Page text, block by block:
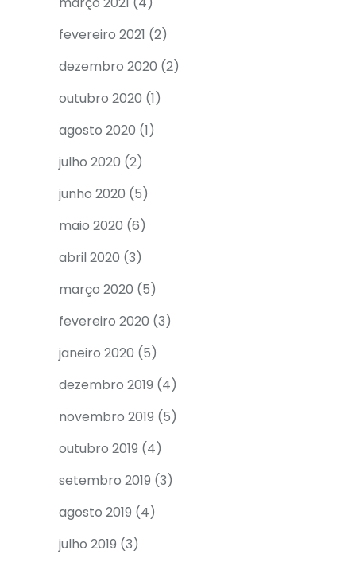
fevereiro 2021 (2)
dezembro 2020 (2)
outubro 2020 (1)
agosto 2020 (1)
julho 2020 (2)
junho 2020 (5)
maio 2020 (6)
abril 2020 (3)
março 2020 (5)
fevereiro 2020 (3)
janeiro 2020 (5)
dezembro 2019 (4)
novembro 2019 (5)
outubro 2019 (4)
setembro 2019 (3)
agosto 2019 (4)
julho 2019 (3)